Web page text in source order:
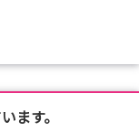
ます。